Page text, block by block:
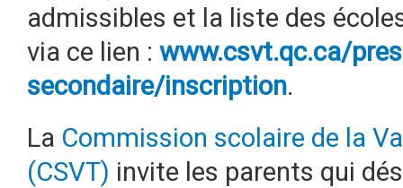
admissibles et la liste des
via ce lien : www.csvt.qc.ca/
secondaire/inscription.
La Commission scolaire de la
(CSVT) invite les parents qui